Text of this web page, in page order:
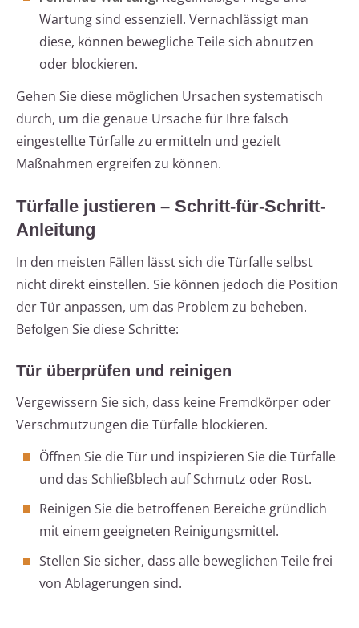
Wartung sind essenziell. Vernachlässigt man
diese, können bewegliche Teile sich abnutzen
oder blockieren.
Gehen Sie diese möglichen Ursachen systematisch
durch, um die genaue Ursache für Ihre falsch
eingestellte Türfalle zu ermitteln und gezielt
Maßnahmen ergreifen zu können.
Türfalle justieren – Schritt-für-Schritt-
Anleitung
In den meisten Fällen lässt sich die Türfalle selbst
nicht direkt einstellen. Sie können jedoch die Position
der Tür anpassen, um das Problem zu beheben.
Befolgen Sie diese Schritte:
Tür überprüfen und reinigen
Vergewissern Sie sich, dass keine Fremdkörper oder
Verschmutzungen die Türfalle blockieren.
Öffnen Sie die Tür und inspizieren Sie die Türfalle
und das Schließblech auf Schmutz oder Rost.
Reinigen Sie die betroffenen Bereiche gründlich
mit einem geeigneten Reinigungsmittel.
Stellen Sie sicher, dass alle beweglichen Teile frei
von Ablagerungen sind.